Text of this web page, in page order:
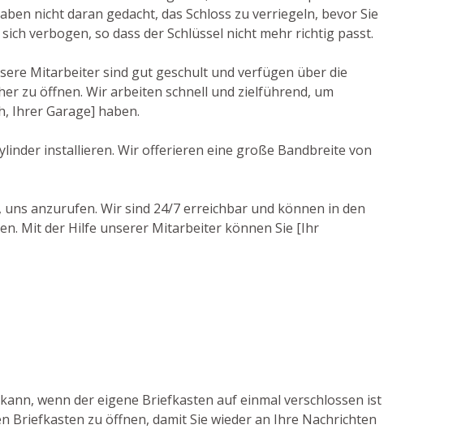
nicht daran gedacht, das Schloss zu verriegeln, bevor Sie
verbogen, so dass der Schlüssel nicht mehr richtig passt.
Mitarbeiter sind gut geschult und verfügen über die
zu öffnen. Wir arbeiten schnell und zielführend, um
Ihrer Garage] haben.
installieren. Wir offerieren eine große Bandbreite von
anzurufen. Wir sind 24/7 erreichbar und können in den
Mit der Hilfe unserer Mitarbeiter können Sie [Ihr
wenn der eigene Briefkasten auf einmal verschlossen ist
Briefkasten zu öffnen, damit Sie wieder an Ihre Nachrichten